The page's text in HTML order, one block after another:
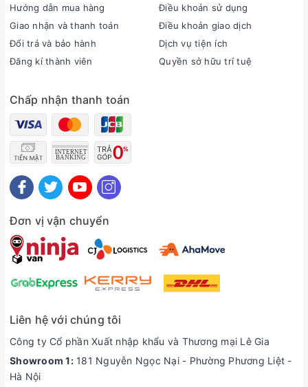
- Hãng sản xuất: Panasonic
- Mã sản phẩm : A-130 JAK
- Mô-tơ : Cảm ứng/1 pha
- Công suất : 125 Watt
- Chiều sâu hút : 9 m
- Tổng chiều cao hút đẩy(max) : 19 m
- Lưu lượng nước (max) : 35 L/phút
- Ống hút/ống đẩy : 1 inch (= 2.54 cm)
Xuất xứ:Indonexia
Bảo hành: 12 tháng
Quý khách vui lòng Liên Hệ: 04.6654.9696để được tư vấn tốt
Hướng dẫn mua hàng
Giao nhận và thanh toán
Đổi trả và bảo hành
Đăng kí thành viên
Điều khoản sử dụng
Điều khoản giao dịch
Dịch vụ tiện ích
Quyền sở hữu trí tuệ
Chấp nhận thanh toán
Đơn vị vận chuyển
Liên hệ với chúng tôi
Công ty Cổ phần Xuất nhập khẩu và Thương mại Lê Gia
Showroom 1:181 Nguyễn Ngọc Nại - Phường Phương Liệt -
Hà Nội